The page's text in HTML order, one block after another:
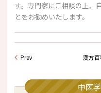
す。専門家にご相談の上、
とをお勧めいたします。
Prev 漢方
中医